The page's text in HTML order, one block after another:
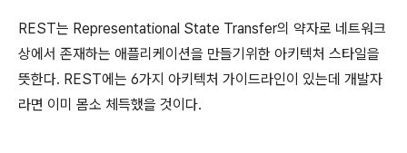
REST는 Representational State Transfer의 약자로 네트워크
상에서 존재하는 애플리케이션을 만들기위한 아키텍처 스타일을
뜻한다. REST에는 6가지 아키텍처 가이드라인이 있는데 개발자
라면 이미 몸소 체득했을 것이다.